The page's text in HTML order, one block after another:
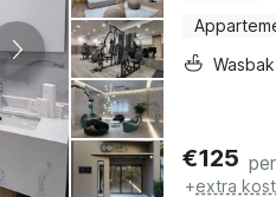
Wasbak
€125
+extra